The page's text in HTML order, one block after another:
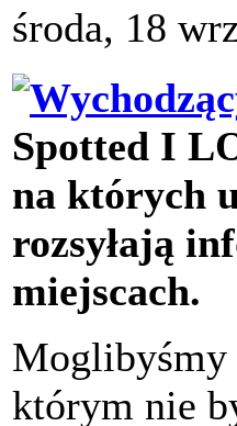
środa, 18
Spotted I
na których
rozsyłają
miejscach.
Moglibyśmy
którym nie